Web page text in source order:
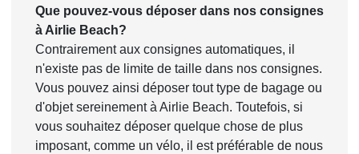
Que pouvez-vous déposer dans nos consignes
à Airlie Beach?
Contrairement aux consignes automatiques, il
n'existe pas de limite de taille dans nos consignes.
Vous pouvez ainsi déposer tout type de bagage ou
d'objet sereinement à Airlie Beach. Toutefois, si
vous souhaitez déposer quelque chose de plus
imposant, comme un vélo, il est préférable de nous